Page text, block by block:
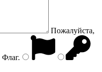
Пожалуйста,
Флаг.